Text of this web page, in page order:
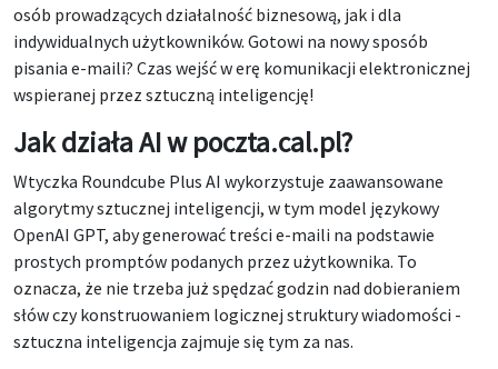
osób prowadzących działalność biznesową, jak i dla
indywidualnych użytkowników. Gotowi na nowy sposób
pisania e-maili? Czas wejść w erę komunikacji elektronicznej
wspieranej przez sztuczną inteligencję!
Jak działa AI w poczta.cal.pl?
Wtyczka Roundcube Plus AI wykorzystuje zaawansowane
algorytmy sztucznej inteligencji, w tym model językowy
OpenAI GPT, aby generować treści e-maili na podstawie
prostych promptów podanych przez użytkownika. To
oznacza, że nie trzeba już spędzać godzin nad dobieraniem
słów czy konstruowaniem logicznej struktury wiadomości -
sztuczna inteligencja zajmuje się tym za nas.